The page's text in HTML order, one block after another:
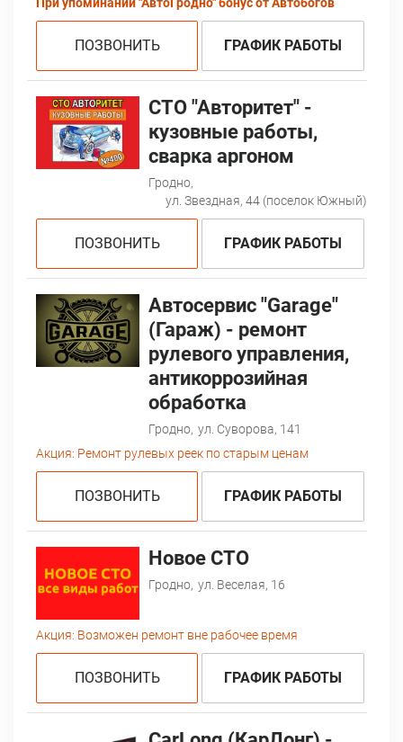
ПОЗВОНИТЬ ГРАФИК РАБОТЫ
СТО "Авторитет" -
кузовные работы,
сварка аргоном
Гродно,
ул. Звездная, 44 (поселок Южный)
ПОЗВОНИТЬ ГРАФИК РАБОТЫ
Автосервис "Garage"
(Гараж) - ремонт
рулевого управления,
антикоррозийная
обработка
Гродно, ул. Суворова, 141
Акция: Ремонт рулевых реек по старым ценам
ПОЗВОНИТЬ ГРАФИК РАБОТЫ
Новое СТО
Гродно, ул. Веселая, 16
Акция: Возможен ремонт вне рабочее время
ПОЗВОНИТЬ ГРАФИК РАБОТЫ